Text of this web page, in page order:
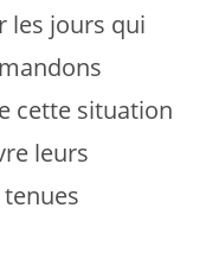
les jours qui
cette situation
leurs